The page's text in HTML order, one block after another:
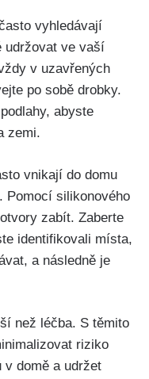
vyhledávají
udržovat ‌ve vaší‍
v uzavřených
po sobě drobky.
abyste
zemi.
vnikají ⁣do domu⁤
Pomocí silikonového
zabít. Zaberte
identifikovali místa,‌
a následně je
než léčba. S těmito
riziko
v domě a udržet⁢